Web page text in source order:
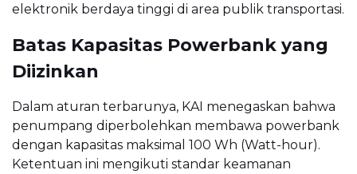
elektronik berdaya tinggi di area publik transportasi.
Batas Kapasitas Powerbank yang
Diizinkan
Dalam aturan terbarunya, KAI menegaskan bahwa
penumpang diperbolehkan membawa powerbank
dengan kapasitas maksimal 100 Wh (Watt-hour).
Ketentuan ini mengikuti standar keamanan